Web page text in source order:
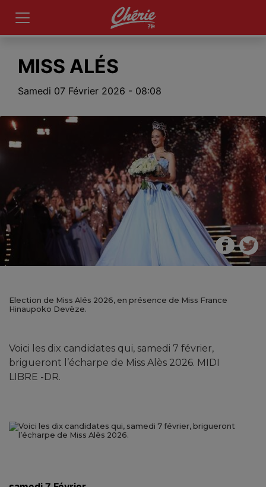
MISS ALÉS
Samedi 07 Février 2026 - 08:08
Election de Miss Alés 2026, en présence de Miss France
Hinaupoko Devèze.
Voici les dix candidates qui, samedi 7 février,
brigueront l’écharpe de Miss Alès 2026. MIDI
LIBRE -DR.